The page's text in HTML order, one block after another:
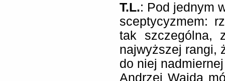
T.L.: Pod jednym
sceptycyzmem:
tak szczególna,
najwyższej rangi,
do niej
Andrzej Wajda